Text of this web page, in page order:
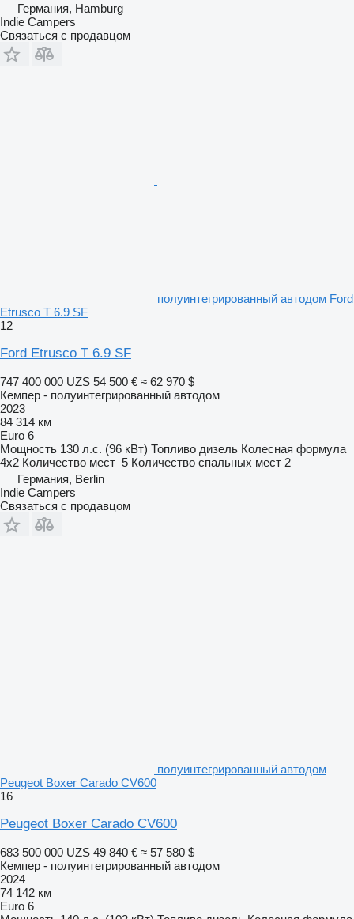
Германия, Hamburg
Indie Campers
Связаться с продавцом
полуинтегрированный автодом Ford
Etrusco T 6.9 SF
12
Ford Etrusco T 6.9 SF
747 400 000 UZS 54 500 € ≈ 62 970 $
Кемпер - полуинтегрированный автодом
2023
84 314 км
Euro 6
Мощность 130 л.с. (96 кВт) Топливо дизель Колесная формула
4x2 Количество мест 5 Количество спальных мест 2
Германия, Berlin
Indie Campers
Связаться с продавцом
полуинтегрированный автодом
Peugeot Boxer Carado CV600
16
Peugeot Boxer Carado CV600
683 500 000 UZS 49 840 € ≈ 57 580 $
Кемпер - полуинтегрированный автодом
2024
74 142 км
Euro 6